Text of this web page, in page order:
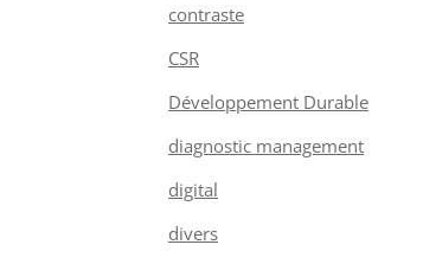
contraste
CSR
Développement Durable
diagnostic management
digital
divers